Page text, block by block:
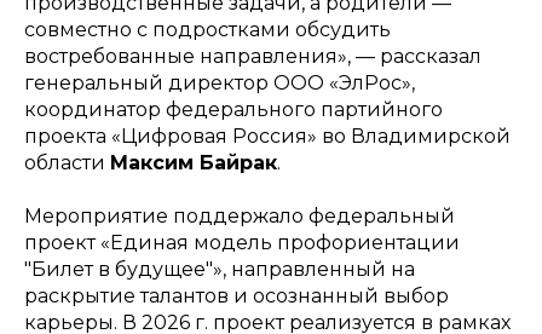
совместно с подростками обсудить
востребованные направления», — рассказал
генеральный директор ООО «ЭлРос»,
координатор федерального партийного
проекта «Цифровая Россия» во Владимирской
области Максим Байрак.
Мероприятие поддержало федеральный
проект «Единая модель профориентации
"Билет в будущее"», направленный на
раскрытие талантов и осознанный выбор
карьеры. В 2026 г. проект реализуется в рамках